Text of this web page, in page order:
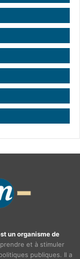
un organisme de
et à stimuler
publiques. Il a